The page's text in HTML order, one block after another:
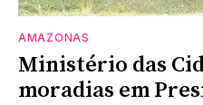
AMAZONAS
Ministério das
moradias em